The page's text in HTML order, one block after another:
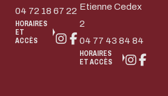
04 72 18 67 22
HORAIRES
ET
ACCÈS
Etienne Cedex
2
04 77 43 84 84
HORAIRES
ET ACCÈS